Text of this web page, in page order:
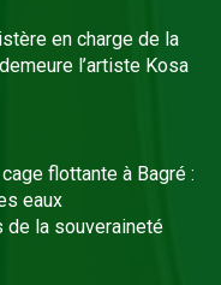
en charge de la
l’artiste Kosa
flottante à Bagré :
eaux
la souveraineté